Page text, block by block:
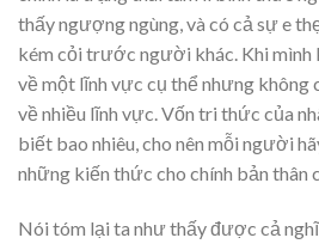
thấy ngượng ngùng, và có cả sự e
kém cỏi trước người khác. Khi mình
về một lĩnh vực cụ thể nhưng không
về nhiều lĩnh vực. Vốn tri thức của
biết bao nhiêu, cho nên mỗi người
những kiến thức cho chính bản thân
Nói tóm lại ta như thấy được cả